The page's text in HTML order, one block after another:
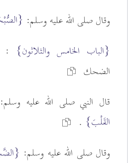
وقال صلى الله عليه وسلم:
{الباب الخامس والثلاثون} :
الضحك
قال النبي صلى الله عليه وسلم:
القَلْبَ} .
وقال صلى الله عليه وسلم: